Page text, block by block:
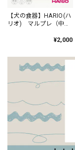
Ｅ
他の方からの誕
よ！」と言っても
大変喜んでもらえ
【犬の食器】HARIO(ハ
リオ) マルプレ（中型
べり止めマット付 日
¥2,000